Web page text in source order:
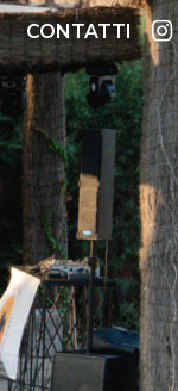
CONTATTI